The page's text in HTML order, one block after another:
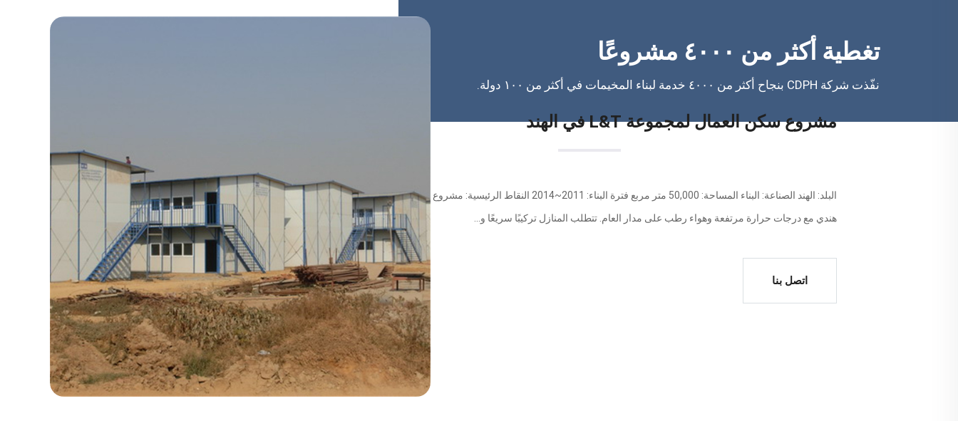
تغطية أكثر من ٤٠٠٠ مشروعًا
نفّذت شركة CDPH بنجاح أكثر من ٤٠٠٠ خدمة لبناء المخيمات في أكثر من ١٠٠ دولة.
مشروع سكن العمال لمجموعة L&T في الهند
البلد: الهند الصناعة: البناء المساحة: 50,000 متر مربع فترة البناء: 2011~2014 النقاط الرئيسية: مشروع
هندي مع درجات حرارة مرتفعة وهواء رطب على مدار العام. تتطلب المنازل تركيبًا سريعًا و...
اتصل بنا